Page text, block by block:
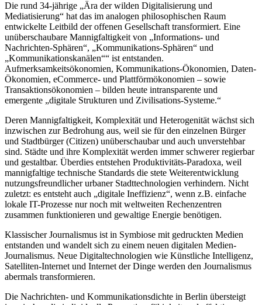
Die rund 34-jährige „Ära der wilden Digitalisierung und
Mediatisierung“ hat das im analogen philosophischen Raum
entwickelte Leitbild der offenen Gesellschaft transformiert. Eine
unüberschaubare Mannigfaltigkeit von „Informations- und
Nachrichten-Sphären“, „Kommunikations-Sphären“ und
„Kommunikationskanälen““ ist entstanden.
Aufmerksamkeitsökonomien, Kommunikations-Ökonomien, Daten-
Ökonomien, eCommerce- und Plattförmökonomien – sowie
Transaktionsökonomien – bilden heute intransparente und
emergente „digitale Strukturen und Zivilisations-Systeme.“
Deren Mannigfaltigkeit, Komplexität und Heterogenität wächst sich
inzwischen zur Bedrohung aus, weil sie für den einzelnen Bürger
und Stadtbürger (Citizen) unüberschaubar und auch unverstehbar
sind. Städte und ihre Komplexität werden immer schwerer regierbar
und gestaltbar. Überdies entstehen Produktivitäts-Paradoxa, weil
mannigfaltige technische Standards die stete Weiterentwicklung
nutzungsfreundlicher urbaner Stadttechnologien verhindern. Nicht
zuletzt: es entsteht auch „digitale Ineffizienz“, wenn z.B. einfache
lokale IT-Prozesse nur noch mit weltweiten Rechenzentren
zusammen funktionieren und gewaltige Energie benötigen.
Klassischer Journalismus ist in Symbiose mit gedruckten Medien
entstanden und wandelt sich zu einem neuen digitalen Medien-
Journalismus. Neue Digitaltechnologien wie Künstliche Intelligenz,
Satelliten-Internet und Internet der Dinge werden den Journalismus
abermals transformieren.
Die Nachrichten- und Kommunikationsdichte in Berlin übersteigt